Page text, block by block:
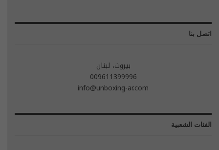
اتصل بنا
بيروت، لبنان
009611399996
info@unboxing-ar.com
الفئات الشعبية